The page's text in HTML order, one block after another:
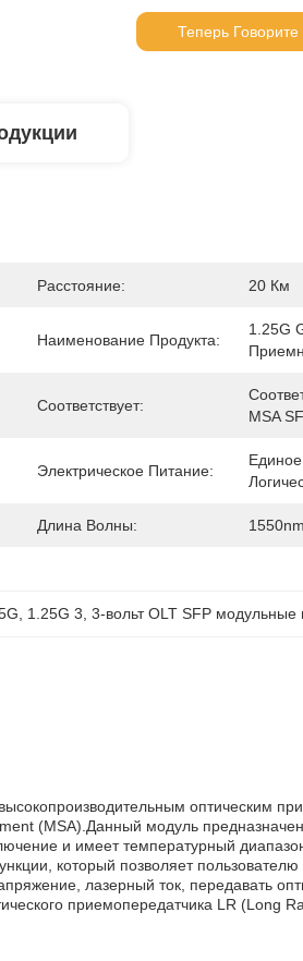
Теперь Говорите
Расстояние: 20 Км
Наименование Продукта:
1.25G
Соответствует:
MSA
Электрическое Питание:
Длина Волны:
1.25G 3 , 3-вольт OLT SFP модульные
оптическим
(MSA).Данный модуль
и имеет температурный
который позволяет
лазерный ток, передавать
приемопередатчика LR (Long